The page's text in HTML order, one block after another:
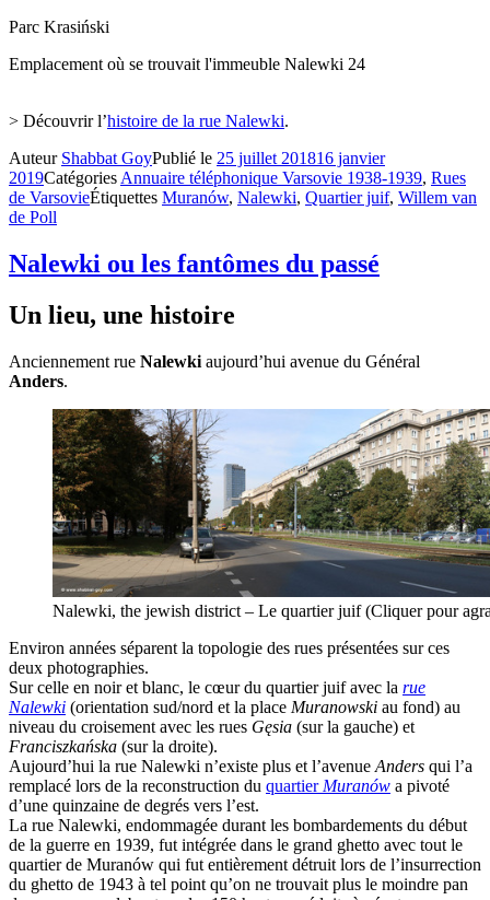
Parc Krasiński
Emplacement où se trouvait l'immeuble Nalewki 24
> Découvrir l’histoire de la rue Nalewki.
Auteur Shabbat GoyPublié le 25 juillet 201816 janvier
2019Catégories Annuaire téléphonique Varsovie 1938-1939, Rues
de VarsovieÉtiquettes Muranów, Nalewki, Quartier juif, Willem van
de Poll
Nalewki ou les fantômes du passé
Un lieu, une histoire
Anciennement rue Nalewki aujourd’hui avenue du Général
Anders.
Nalewki, the jewish district – Le quartier juif (Cliquer pour
Environ années séparent la topologie des rues présentées sur ces
deux photographies.
Sur celle en noir et blanc, le cœur du quartier juif avec la rue
Nalewki (orientation sud/nord et la place Muranowski au fond) au
niveau du croisement avec les rues Gęsia (sur la gauche) et
Franciszkańska (sur la droite).
Aujourd’hui la rue Nalewki n’existe plus et l’avenue Anders qui l’a
remplacé lors de la reconstruction du quartier Muranów a pivoté
d’une quinzaine de degrés vers l’est.
La rue Nalewki, endommagée durant les bombardements du début
de la guerre en 1939, fut intégrée dans le grand ghetto avec tout le
quartier de Muranów qui fut entièrement détruit lors de l’insurrection
du ghetto de 1943 à tel point qu’on ne trouvait plus le moindre pan